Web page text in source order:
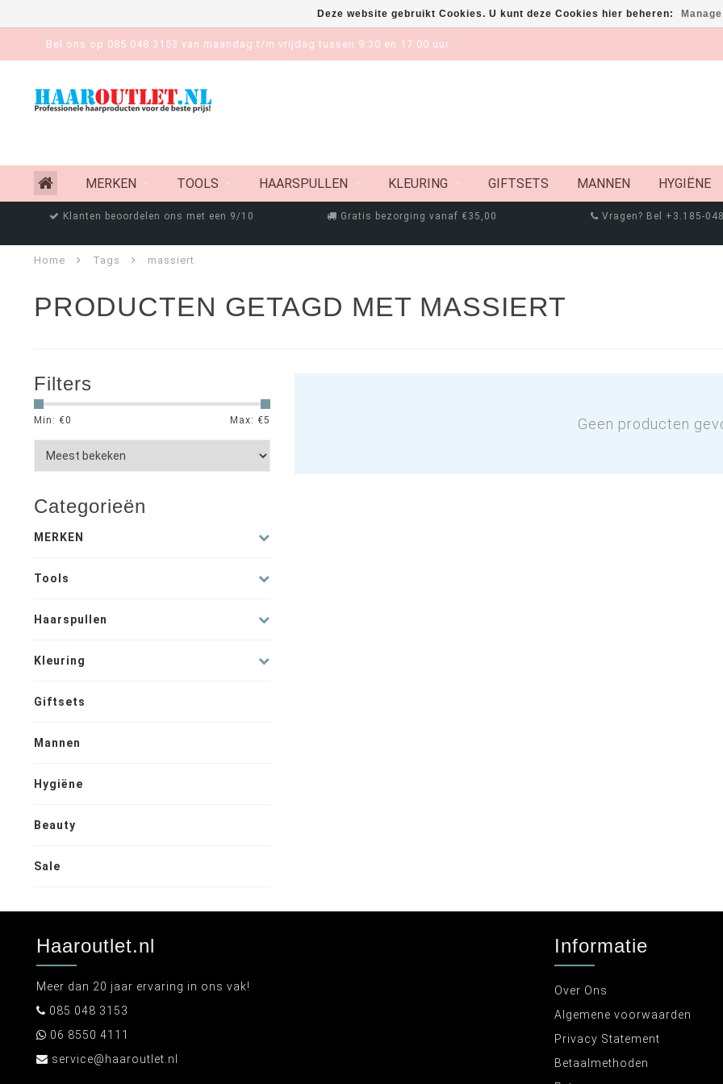
Bel ons op 085 048 3153 van maandag t/m vrijdag tussen 9:30 en 17:00 uur
MERKEN TOOLS HAARSPULLEN KLEURING GIFTSETS MANNEN HYGIËNE
Klanten beoordelen ons met een 9/10 Gratis bezorging vanaf €35,00 Vragen? Bel +3.185-
Home Tags massiert
PRODUCTEN GETAGD MET MASSIERT
Filters
Min: €0 Max: €5
Categorieën
MERKEN
Tools
Haarspullen
Kleuring
Giftsets
Mannen
Hygiëne
Beauty
Sale
Geen producten
Deze website gebruikt Cookies. U kunt deze Cookies hier beheren:
Haaroutlet.nl
Meer dan 20 jaar ervaring in ons vak!
085 048 3153
06 8550 4111
service@haaroutlet.nl
Informatie
Over Ons
Algemene voorwaarden
Privacy Statement
Betaalmethoden